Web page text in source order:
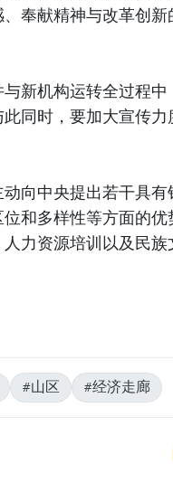
奉献精神与改革创
新机构运转全过程
同时，要加大宣传
向中央提出若干具
和多样性等方面的
力资源培训以及民族
#山区 #经济走廊